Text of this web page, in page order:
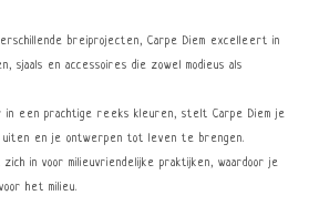
breiprojecten, Carpe Diem excelleert in
sjaals en accessoires die zowel modieus als
in een prachtige reeks kleuren, stelt Carpe Diem je
en je ontwerpen tot leven te brengen.
in voor milieuvriendelijke praktijken, waardoor je
het milieu.